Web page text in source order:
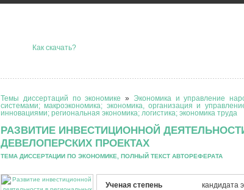
Как скачать?
Темы диссертаций по экономике » Экономика и управление
системами; макроэкономика; экономика, организация и
инновациями; региональная экономика; логистика; экономика труда
РАЗВИТИЕ ИНВЕСТИЦИОННОЙ
ДЕВЕЛОПЕРСКИХ ПРОЕКТАХ
ТЕМА ДИССЕРТАЦИИ ПО ЭКОНОМИКЕ, ПОЛНЫЙ ТЕКСТ АВТОРЕФЕРАТА
Ученая степень кандидата